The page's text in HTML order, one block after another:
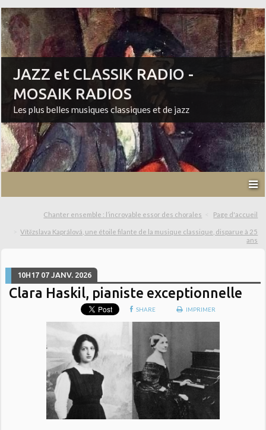
JAZZ et CLASSIK RADIO -
MOSAIK RADIOS
Les plus belles musiques classiques et de jazz
Chanter ensemble : l’incroyable essor des chorales Page d'accueil
Vítězslava Kaprálová, une étoile filante de la musique classique, disparue à 25
ans
10H17 07 JANV. 2026
Clara Haskil, pianiste exceptionnelle
SHARE IMPRIMER